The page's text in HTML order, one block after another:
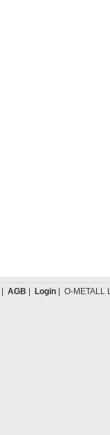
AGB Login| O-METALL